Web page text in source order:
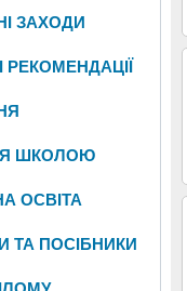
ЗАХОДИ
РЕКОМЕНДАЦІЇ
ШКОЛОЮ
ОСВІТА
ТА ПОСІБНИКИ